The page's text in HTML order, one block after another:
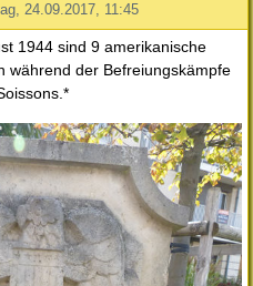
24.09.2017, 11:45
1944 sind 9 amerikanische
während der Befreiungskämpfe